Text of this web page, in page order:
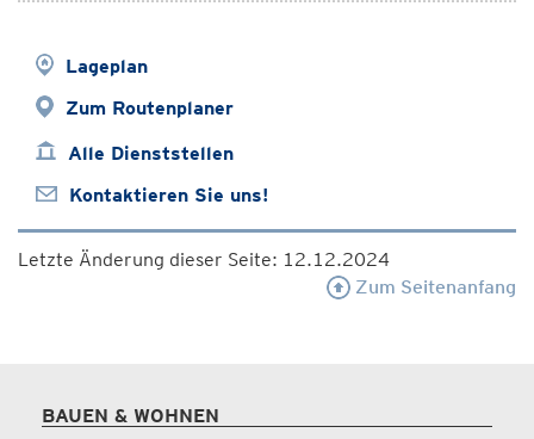
Lageplan
Zum Routenplaner
Alle Dienststellen
Kontaktieren Sie uns!
Letzte Änderung dieser Seite: 12.12.2024
Zum Seitenanfang
BAUEN & WOHNEN